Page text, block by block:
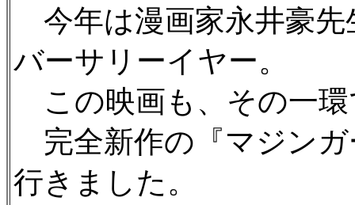
今年は漫画家永井豪先
バーサリーイヤー。
この映画も、その一環
完全新作の『マジン
行きました。